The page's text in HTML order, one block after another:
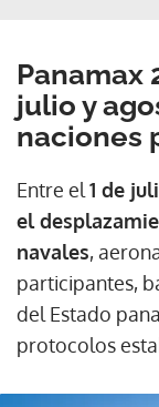
Panamax
julio y
naciones
Entre el 1 de
el
navales,
participantes,
del Estado
protocolos